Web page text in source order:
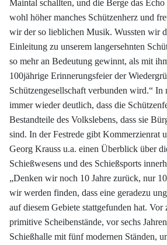
Maintal schallten, und die Berge das
wohl höher manches Schützenherz und
wir der so lieblichen Musik. Wussten wir
Einleitung zu unserem langersehnten
so mehr an Bedeutung gewinnt, als mit
100jährige Erinnerungsfeier der
Schützengesellschaft verbunden wird.“ In
immer wieder deutlich, dass die
Bestandteile des Volkslebens, dass sie
sind. In der Festrede gibt Kommerzienrat
Georg Krauss u.a. einen Überblick über
Schießwesens und des Schießsports
„Denken wir noch 10 Jahre zurück, nur
wir werden finden, dass eine geradezu
auf diesem Gebiete stattgefunden hat. Vor
primitive Scheibenstände, vor sechs
Schießhalle mit fünf modernen Ständen,